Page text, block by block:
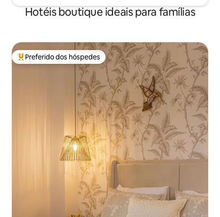
Hotéis boutique ideais para famílias
Entre os melhores preferidos dos hóspedes
Preferido dos hóspedes